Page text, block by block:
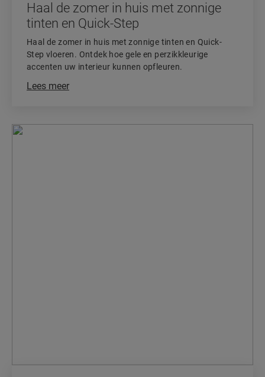
Haal de zomer in huis met zonnige
tinten en Quick-Step
Haal de zomer in huis met zonnige tinten en Quick-
Step vloeren. Ontdek hoe gele en perzikkleurige
accenten uw interieur kunnen opfleuren.
Lees meer